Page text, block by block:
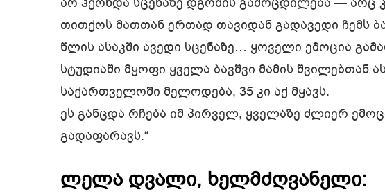
თითქოს მათთან ერთად თავიდან გადავედი ჩემს
წლის ასაკში ავედი სცენაზე… ყოველი ემოცია
სტუდიაში მყოფი ყველა ბავშვი მამის შვილებთან
საქართველოში მელოდება, 35 კი აქ მყავს.
ეს განცდა რჩება იმ პირველ, ყველაზე ძლიერ
გადაფარავს.“
ლელა დვალი, ხელმძღვანელი: